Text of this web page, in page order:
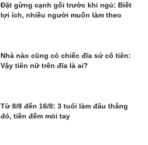
Đặt gừng cạnh gối trước khi ngủ: Biết
lợi ích, nhiều người muốn làm theo
Nhà nào cũng có chiếc đĩa sứ cô tiên:
Vậy tiên nữ trên đĩa là ai?
Từ 8/8 đến 16/8: 3 tuổi làm đâu thắng
đó, tiền đếm mỏi tay